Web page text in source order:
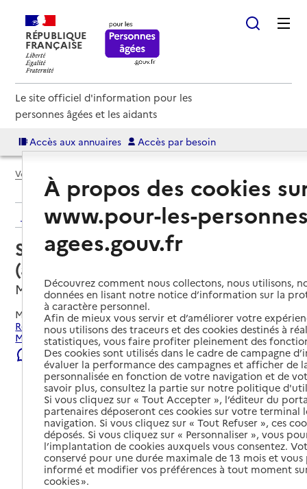
RÉPUBLIQUE
FRANÇAISE
Le site officiel d'information pour les
personnes âgées et les aidants
Accès aux annuaires Accès par besoin
Voir le fil d’Ariane
Retour aux résultats de l'annuaire
Service autonomie à domicile
(aide) – O2 Le Havre nord
Montivilliers, SEINE-MARITIME
Mis à jour le23/07/2026
Rechercher les établissements et services autour de
Montivilliers.
Signaler une erreur
À propos des cookies
www.pour-les-
agees.gouv.fr
Découvrez comment nous collectons, nous utilisons,
données en lisant notre notice d’information sur la
à caractère personnel.
Afin de mieux vous servir et d’améliorer votre
nous utilisons des traceurs et des cookies destinés à
statistiques, vous faire profiter pleinement des
Des cookies sont utilisés dans le cadre de campagne
évaluer la performance des campagnes et afficher de
personnalisée en fonction de votre navigation et de
savoir plus, consultez la partie sur notre politique
Si vous cliquez sur « Tout Accepter », l’éditeur du
partenaires déposeront ces cookies sur votre terminal
navigation. Si vous cliquez sur « Tout Refuser », ces
déposés. Si vous cliquez sur « Personnaliser », vous
l’implantation de cookies auxquels vous consentez.
conservé pour une durée maximale de 13 mois et
informé et modifier vos préférences à tout moment
cookies ».